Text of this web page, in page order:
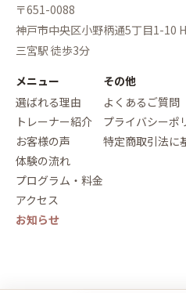
〒651-0088
神戸市中央区小野柄通5丁目1-10
三宮駅 徒歩3分
メニュー
選ばれる理由
トレーナー紹介
お客様の声
体験の流れ
プログラム・料金
アクセス
お知らせ
その他
よくあるご質問
プライバシーポ
特定商取引法に